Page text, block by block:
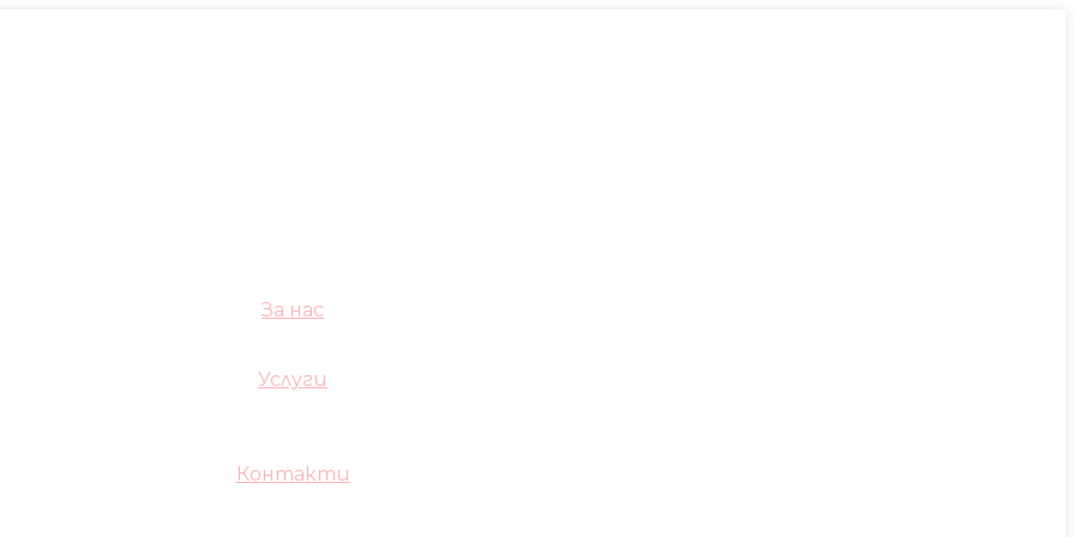
За нас
Услуги
Контакти